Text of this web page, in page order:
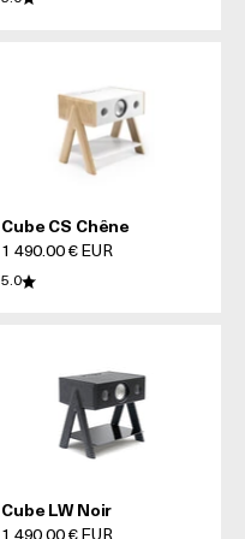
Cube CS Chêne
Prix de vente
1 490.00 € EUR
5.0
Cube LW Noir
Prix de vente